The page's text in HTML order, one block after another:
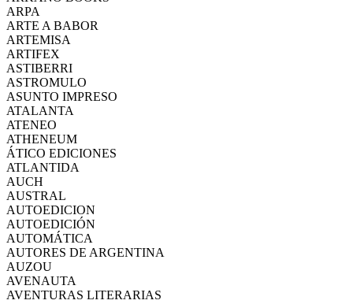
ARPA
ARTE A BABOR
ARTEMISA
ARTIFEX
ASTIBERRI
ASTROMULO
ASUNTO IMPRESO
ATALANTA
ATENEO
ATHENEUM
ÁTICO EDICIONES
ATLANTIDA
AUCH
AUSTRAL
AUTOEDICION
AUTOEDICIÓN
AUTOMÁTICA
AUTORES DE ARGENTINA
AUZOU
AVENAUTA
AVENTURAS LITERARIAS